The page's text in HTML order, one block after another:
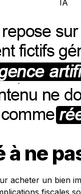
à ne
acheter un bien
fiscales